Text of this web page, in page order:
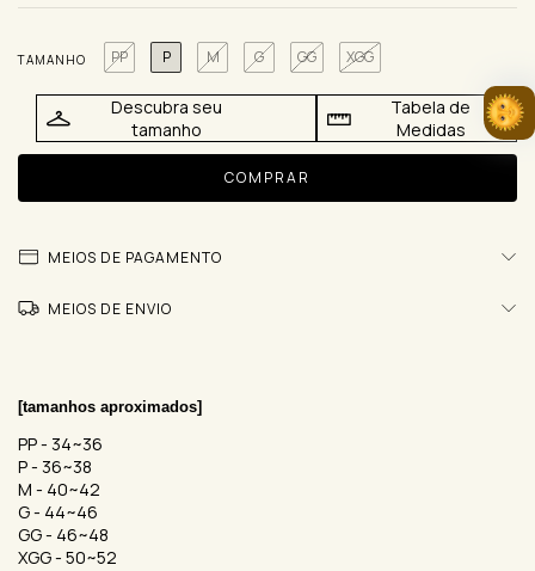
TAMANHO PP P M G GG XGG
Descubra seu
tamanho
Tabela de
Medidas
MEIOS DE PAGAMENTO
MEIOS DE ENVIO
[tamanhos aproximados]
PP - 34~36
P - 36~38
M - 40~42
G - 44~46
GG - 46~48
XGG - 50~52